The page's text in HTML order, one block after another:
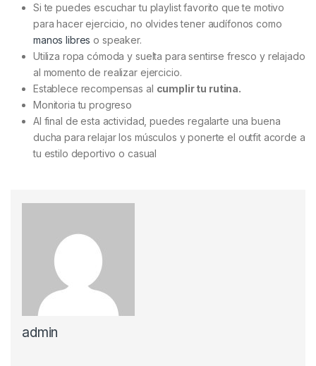
Si te puedes escuchar tu playlist favorito que te motivo
para hacer ejercicio, no olvides tener audífonos como
manos libreso speaker.
Utiliza ropa cómoda y suelta para sentirse fresco y relajado
al momento de realizar ejercicio.
Establece recompensas al cumplir tu rutina.
Monitoria tu progreso
Al final de esta actividad, puedes regalarte una buena
ducha para relajar los músculos y ponerte el outfit acorde a
tu estilo deportivo o casual
admin